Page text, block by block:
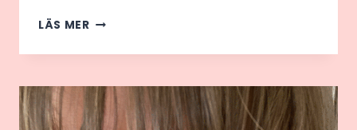
LÄS MERUTSLAG
KOKAIN:
LEOS
LEKLAND
DRABBADE